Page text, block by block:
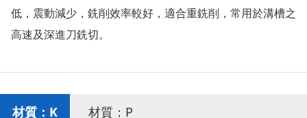
低，震動減少，銑削效率較好，適合重銑削，常用於溝槽之
高速及深進刀銑切。
材質：K 材質：P